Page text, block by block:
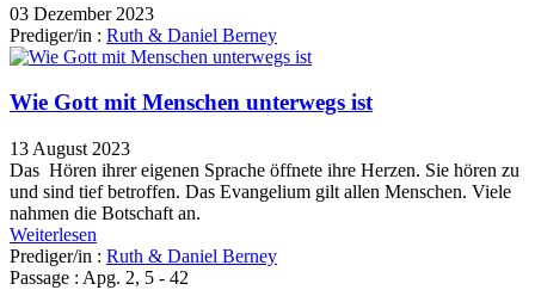
03 Dezember 2023
Prediger/in : Ruth & Daniel Berney
Wie Gott mit Menschen unterwegs ist
13 August 2023
Das Hören ihrer eigenen Sprache öffnete ihre Herzen. Sie hören zu
und sind tief betroffen. Das Evangelium gilt allen Menschen. Viele
nahmen die Botschaft an.
Weiterlesen
Prediger/in : Ruth & Daniel Berney
Passage : Apg. 2, 5 - 42